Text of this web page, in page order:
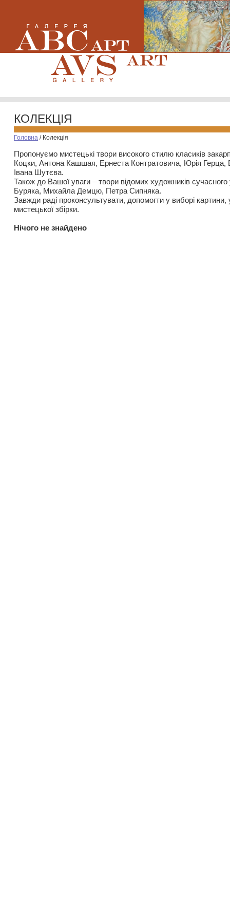
КОЛЕКЦІЯ
Головна / Колекція
Пропонуємо мистецькі твори високого стилю класиків
Коцки, Антона Кашшая, Ернеста Контратовича, Юрія
Івана Шутєва.
Також до Вашої уваги – твори відомих художників
Буряка, Михайла Демцю, Петра Сипняка.
Завжди раді проконсультувати, допомогти у виборі картини,
мистецької збірки.
Нiчого не знайдено